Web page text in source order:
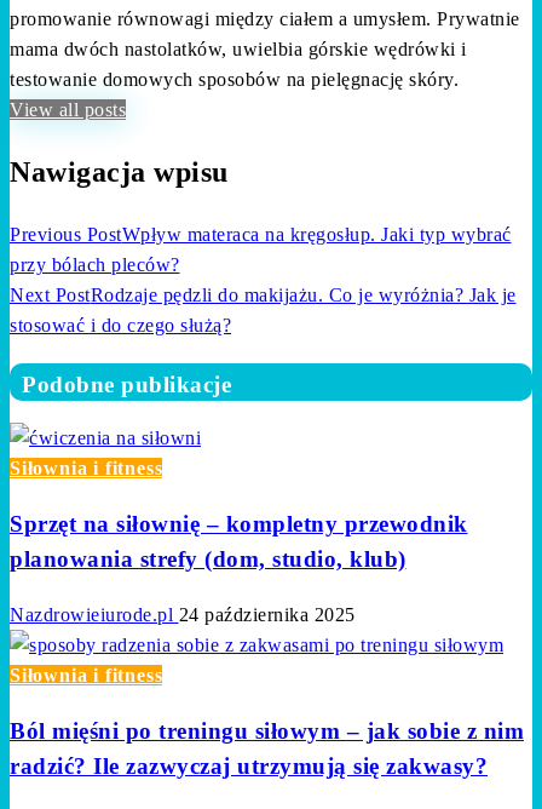
promowanie równowagi między ciałem a umysłem. Prywatnie
mama dwóch nastolatków, uwielbia górskie wędrówki i
testowanie domowych sposobów na pielęgnację skóry.
View all posts
Nawigacja wpisu
Previous PostWpływ materaca na kręgosłup. Jaki typ wybrać
przy bólach pleców?
Next PostRodzaje pędzli do makijażu. Co je wyróżnia? Jak je
stosować i do czego służą?
Podobne publikacje
Siłownia i fitness
Sprzęt na siłownię – kompletny przewodnik
planowania strefy (dom, studio, klub)
Nazdrowieiurode.pl 24 października 2025
Siłownia i fitness
Ból mięśni po treningu siłowym – jak sobie z nim
radzić? Ile zazwyczaj utrzymują się zakwasy?